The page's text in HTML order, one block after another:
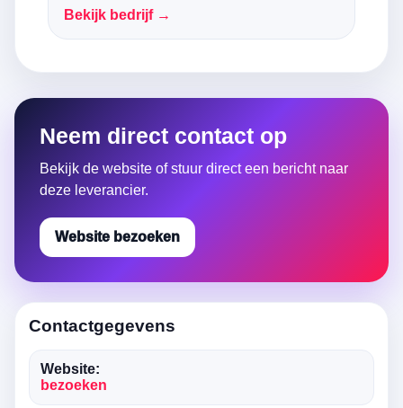
Bekijk bedrijf →
Neem direct contact op
Bekijk de website of stuur direct een bericht naar
deze leverancier.
Website bezoeken
Contactgegevens
Website:
bezoeken